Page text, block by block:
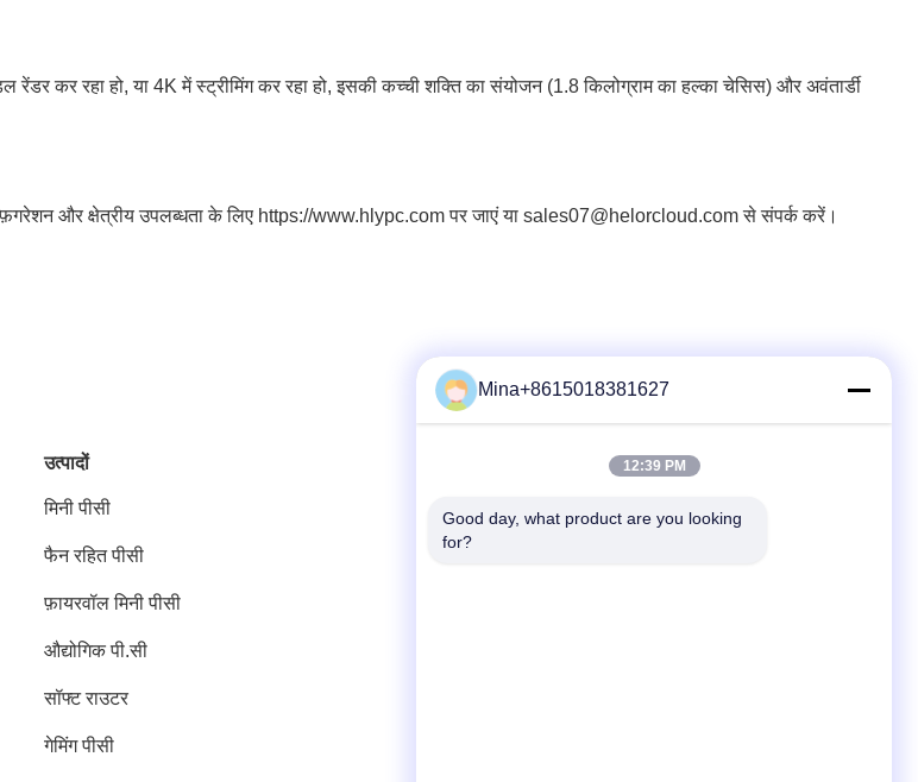
रेंडर कर रहा हो, या 4K में स्ट्रीमिंग कर रहा हो, इसकी कच्ची शक्ति का संयोजन (1.8 किलोग्राम का हल्का चेसिस) और अवंतार्डी
और क्षेत्रीय उपलब्धता के लिए https://www.hlypc.com पर जाएं या sales07@helorcloud.com से संपर्क करें।
उत्पादों
मिनी पीसी
फैन रहित पीसी
फ़ायरवॉल मिनी पीसी
औद्योगिक पी.सी
सॉफ्ट राउटर
गेमिंग पीसी
टेलीफोन
Mina+8615018381627
12:39 PM
Good day, what product are you looking
for?